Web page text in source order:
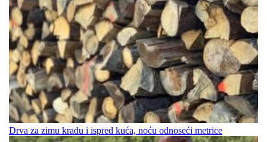
Drva za zimu kradu i ispred kuća, noću odnoseći metrice